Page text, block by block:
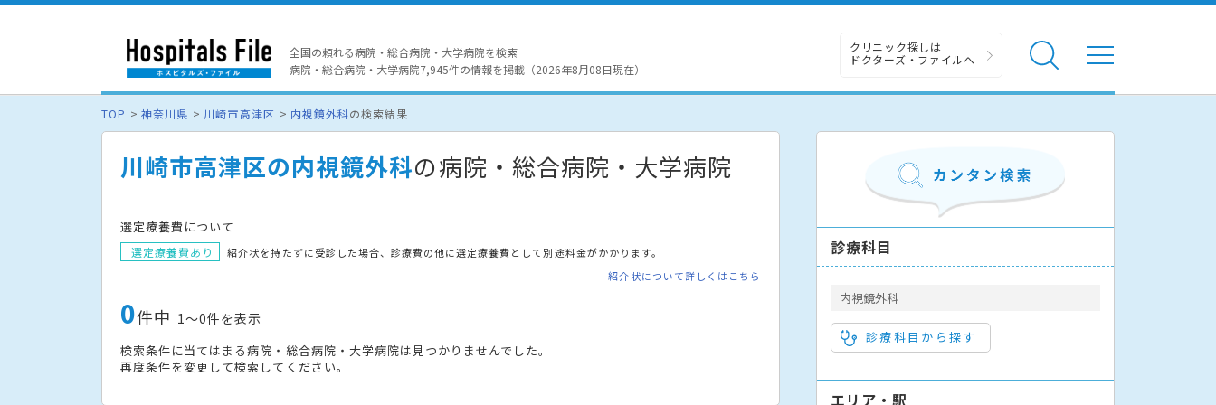
全国の頼れる病院・総合病院・大学病院を検索
病院・総合病院・大学病院7,945件の情報を掲載（2026年8月08日現在）
クリニック探しは
ドクターズ・ファイルへ
TOP 神奈川県 川崎市高津区 内視鏡外科の検索結果
川崎市高津区の内視鏡外科の病院・総合病院・大学病院
選定療養費について
選定療養費あり
紹介状を持たずに受診した場合、診療費の他に選定療養費として別途料金がかかります。
紹介状について詳しくはこちら
0件中 1〜0件を表示
検索条件に当てはまる病院・総合病院・大学病院は見つかりませんでした。
再度条件を変更して検索してください。
診療科目
内視鏡外科
診療科目から探す
エリア・駅